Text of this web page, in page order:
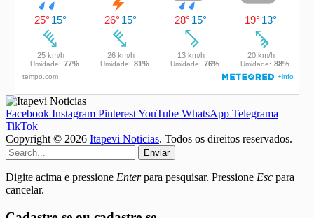
Facebook Instagram PinterestYouTube WhatsApp Telegrama
TikTok
Copyright © 2026 Itapevi Noticias. Todos os direitos reservados.
Enviar
Digite acima e pressione Enterpara pesquisar. Pressione Esc para
cancelar.